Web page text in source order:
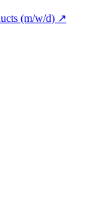
(m/w/d) ↗